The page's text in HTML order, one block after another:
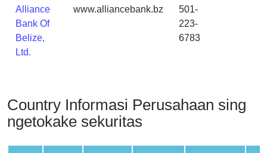
Generate
Credit
Card
from
Card
Checker
Service
Alliance
Bank Of
Belize,
Ltd.
www.alliancebank.bz
501-
223-
6783
Country Informasi Perusahaan sing
ngetokake sekuritas